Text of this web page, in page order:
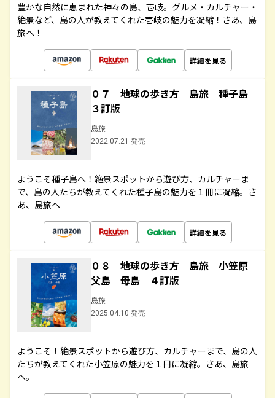
豊かな自然に恵まれた神々の島、壱岐。グルメ・カルチャー・
絶景など、島の人が教えてくれた壱岐の魅力を凝縮！さあ、島
旅へ！
詳細を見る
０７ 地球の歩き方 島旅 種子島
３訂版
島旅
2022.07.21 発売
ようこそ種子島へ！絶景スポットから遊び方、カルチャーま
で、島の人たちが教えてくれた種子島の魅力を１冊に凝縮。さ
あ、島旅へ
詳細を見る
０８ 地球の歩き方 島旅 小笠原
父島 母島 ４訂版
島旅
2025.04.10 発売
ようこそ！絶景スポットから遊び方、カルチャーまで、島の人
たちが教えてくれた小笠原の魅力を１冊に凝縮。さあ、島旅
へ。